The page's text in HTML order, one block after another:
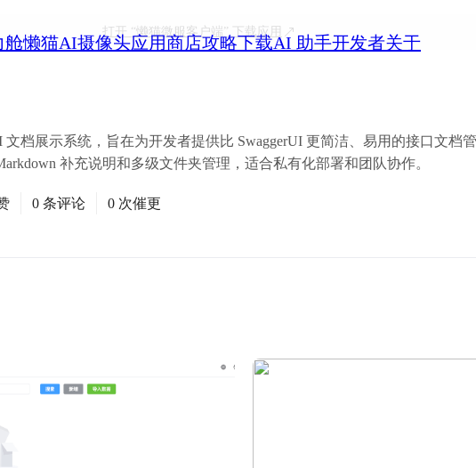
舱懒猫AI摄像头应用商店攻略下载AI 助手开发者关于
打开 “懒猫微服客户端”下载应用
文档展示系统，旨在为开发者提供比 SwaggerUI 更简洁、易用的接口文档
补充说明和多级文件夹管理，适合私有化部署和团队协作。
0 条评论 0 次催更